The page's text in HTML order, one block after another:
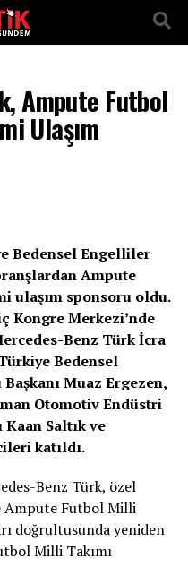
Ampute Futbol
Ulaşım
Bedensel Engelliler
Ampute
ulaşım sponsoru oldu.
Kongre Merkezi’nde
Benz Türk İcra
Bedensel
Muaz Ergezen,
Otomotiv Endüstri
Saltık ve
katıldı.
Benz Türk, özel
Ampute Futbol Milli
doğrultusunda yeniden
Milli Takımı